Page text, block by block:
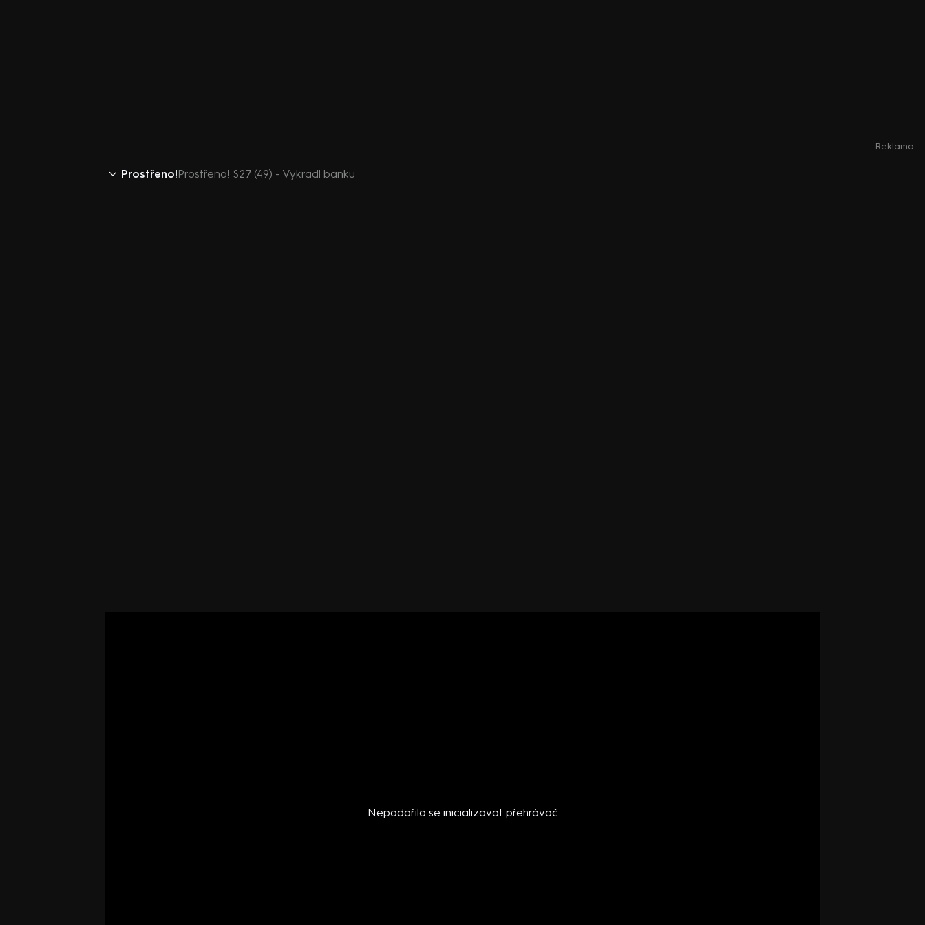
Reklama
Prostřeno!Prostřeno! S27 (49) - Vykradl banku
Nepodařilo se inicializovat přehrávač